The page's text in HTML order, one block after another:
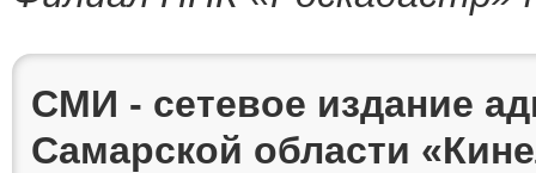
СМИ - сетевое издание
Самарской области